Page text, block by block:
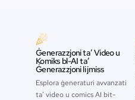
Ġenerazzjoni ta’ Video u
Komiks bl-AI ta’
Ġenerazzjoni li jmiss
Esplora ġeneraturi avvanzati
ta’ video u comics AI bit-